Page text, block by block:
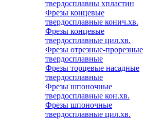
твердосплавны хпластин
Фрезы концевые
твердосплавные конич.хв.
Фрезы концевые
твердосплавные цил.хв.
Фрезы отрезные-прорезные
твердосплавные
Фрезы торцевые насадные
твердосплавные
Фрезы шпоночные
твердосплавные кон.хв.
Фрезы шпоночные
твердосплавные цил.хв.